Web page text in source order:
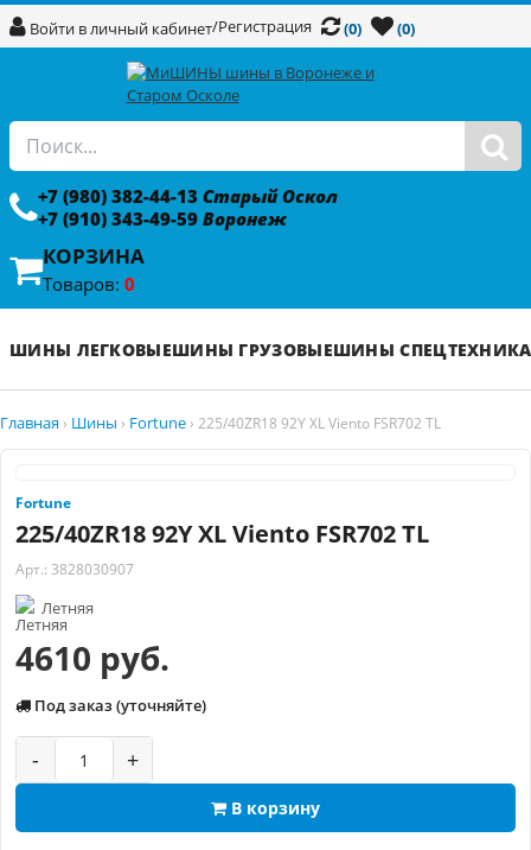
Войти в личный кабинет/Регистрация (0) (0)
+7 (980) 382-44-13 Старый Оскол
+7 (910) 343-49-59 Воронеж
КОРЗИНА
Товаров: 0
ШИНЫ ЛЕГКОВЫЕШИНЫ ГРУЗОВЫЕШИНЫ СПЕЦТЕХНИКА
Главная › Шины › Fortune › 225/40ZR18 92Y XL Viento FSR702 TL
Fortune
225/40ZR18 92Y XL Viento FSR702 TL
Арт.: 3828030907
Летняя
4610 руб.
Под заказ (уточняйте)
- +
В корзину